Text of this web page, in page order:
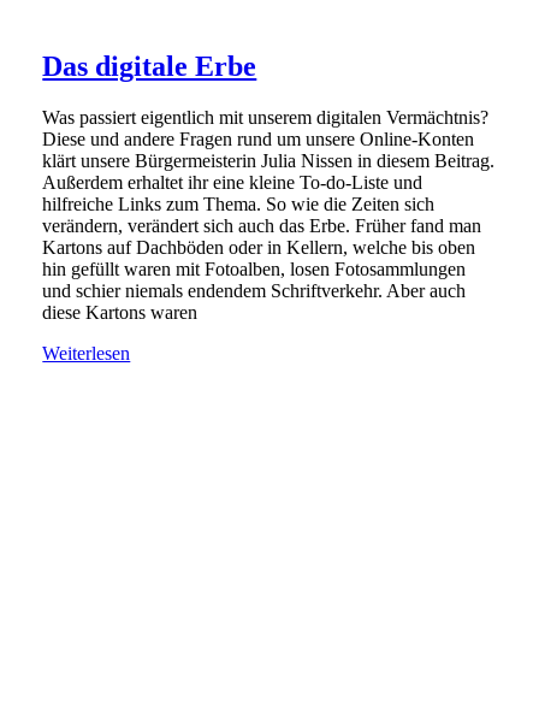
Das digitale Erbe
Was passiert eigentlich mit unserem digitalen Vermächtnis?
Diese und andere Fragen rund um unsere Online-Konten
klärt unsere Bürgermeisterin Julia Nissen in diesem Beitrag.
Außerdem erhaltet ihr eine kleine To-do-Liste und
hilfreiche Links zum Thema. So wie die Zeiten sich
verändern, verändert sich auch das Erbe. Früher fand man
Kartons auf Dachböden oder in Kellern, welche bis oben
hin gefüllt waren mit Fotoalben, losen Fotosammlungen
und schier niemals endendem Schriftverkehr. Aber auch
diese Kartons waren
Weiterlesen